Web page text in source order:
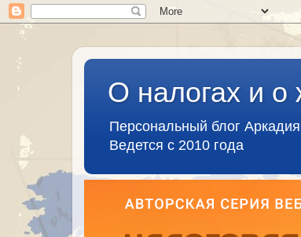
О налогах и о
Персональный блог
Ведется с 2010 года